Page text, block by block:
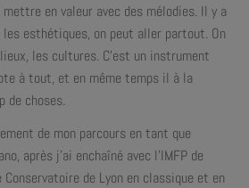
en valeur avec des mélodies. Il y a
esthétiques, on peut aller partout. On
les cultures. C’est un instrument
à tout, et en même temps il à la
de choses.
de mon parcours en tant que
après j’ai enchaîné avec l’IMFP de
Conservatoire de Lyon en classique et en